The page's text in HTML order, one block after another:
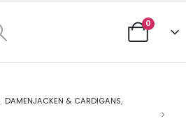
0
DAMENJACKEN & CARDIGANS,